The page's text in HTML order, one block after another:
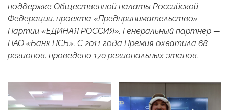
поддержке Общественной палаты Российской
Федерации, проекта «Предпринимательство»
Партии «ЕДИНАЯ РОССИЯ». Генеральный партнер —
ПАО «Банк ПСБ». С 2011 года Премия охватила 68
регионов, проведено 170 региональных этапов.